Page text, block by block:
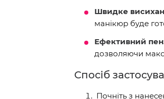
Швидке
манікюр буде
Ефективний
дозволяючи
Спосіб
Почніть з